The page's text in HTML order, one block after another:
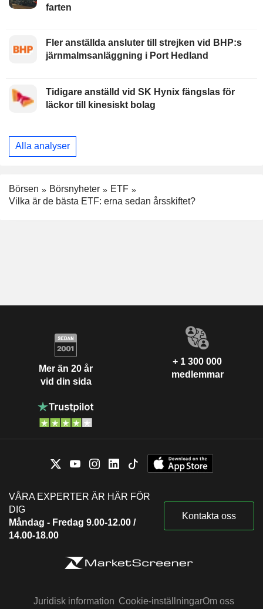
farten
Fler anställda ansluter till strejken vid BHP:s
järnmalmsanläggning i Port Hedland
Tidigare anställd vid SK Hynix fängslas för
läckor till kinesiskt bolag
Alla analyser
Börsen Börsnyheter
ETF
Vilka är de bästa ETF: erna sedan årsskiftet?
Mer än 20 år
vid din sida
+ 1 300 000
medlemmar
VÅRA EXPERTER ÄR HÄR FÖR
DIG
Måndag - Fredag 9.00-12.00 /
14.00-18.00
Kontakta oss
Juridisk information Cookie-inställningarOm oss